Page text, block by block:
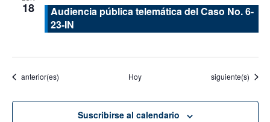
18
Audiencia pública telemática del Caso No. 6-
23-IN
Eventos
anterior(es) Hoy Eventos
siguiente(s)
Suscribirse al calendario